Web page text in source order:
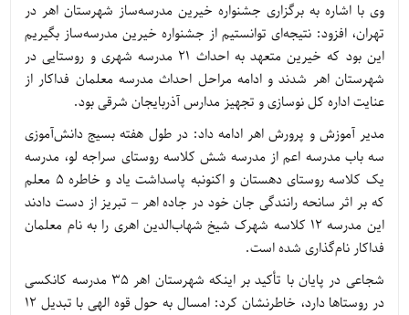
وی با اشاره به برگزاری جشنواره خیرین مدرسه‌ساز شهرستان اهر در
تهران، افزود: نتیجه‌ای توانستیم از جشنواره خیرین مدرسه‌ساز بگیریم
این بود که خیرین متعهد به احداث 21 مدرسه شهری و روستایی در
شهرستان اهر شدند و ادامه مراحل احداث مدرسه معلمان فداکار از
عنایت اداره کل نوسازی و تجهیز مدارس آذربایجان شرقی بود.
مدیر آموزش و پرورش اهر ادامه داد: در طول هفته بسیج دانش‌آموزی
سه باب مدرسه اعم از مدرسه شش کلاسه روستای سراجه لو، مدرسه
یک کلاسه روستای دهستان و اکنونبه پاسداشت یاد و خاطره 5 معلم
که بر اثر سانحه رانندگی جان خود در جاده اهر – تبریز از دست دادند
این مدرسه 12 کلاسه شهرک شیخ شهاب‌الدین اهری را به نام معلمان
فداکار نام‌گذاری شده است.
شجاعی در پایان با تأکید بر اینکه شهرستان اهر 35 مدرسه کانکسی
در روستاها دارد، خاطرنشان کرد: امسال به حول قوه الهی با تبدیل 12